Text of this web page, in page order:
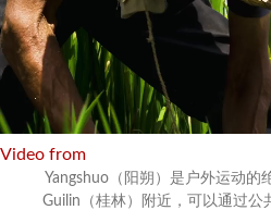
Video from
Yangshuo（阳朔）是户外运动的
Guilin（桂林）附近，可以通过公